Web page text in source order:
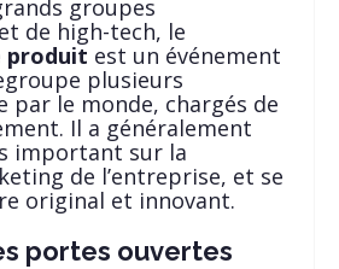
groupes
de high-tech, le
produit est un événement
plusieurs
par le monde, chargés de
Il a généralement
important sur la
de l’entreprise, et se
original et innovant.
portes ouvertes